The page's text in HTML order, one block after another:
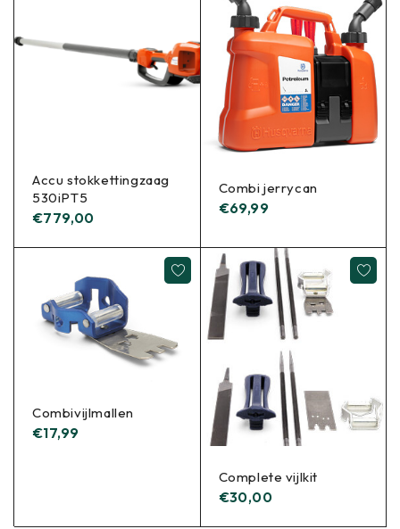
Accu stokkettingzaag
530iPT5
€779,00
Combi jerrycan
€69,99
Combivijlmallen
€17,99
Complete vijlkit
€30,00